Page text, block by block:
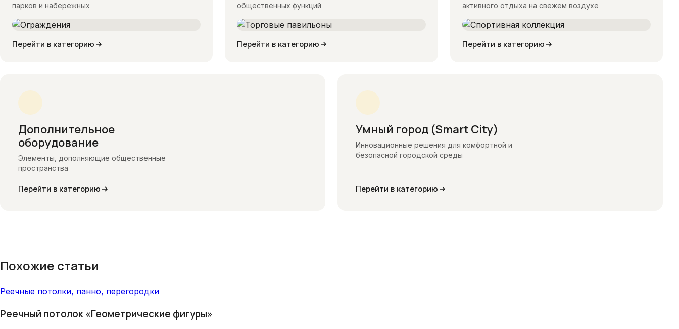
парков и набережных
Перейти в категорию
общественных функций
Перейти в категорию
активного отдыха на свежем воздухе
Перейти в категорию
Дополнительное
оборудование
Элементы, дополняющие общественные
пространства
Перейти в категорию
Умный город (Smart City)
Инновационные решения для комфортной и
безопасной городской среды
Перейти в категорию
Похожие статьи
Реечные потолки, панно, перегородки
Реечный потолок «Геометрические фигуры»